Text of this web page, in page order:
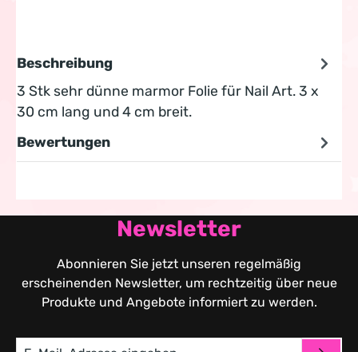
Beschreibung
3 Stk sehr dünne marmor Folie für Nail Art. 3 x
30 cm lang und 4 cm breit.
Bewertungen
Newsletter
Abonnieren Sie jetzt unseren regelmäßig
erscheinenden Newsletter, um rechtzeitig über neue
Produkte und Angebote informiert zu werden.